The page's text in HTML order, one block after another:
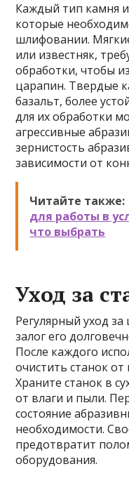
Каждый тип камня
которые
шлифовании.
или известняк,
обработки, чтобы
царапин. Твердые
базальт, более
для их обработки
агрессивные
зернистость
зависимости от
Читайте также:
для работы в
что выбрать
Уход за
Регулярный уход
залог его
После каждого
очистить станок
Храните станок в
от влаги и пыли.
состояние
необходимости.
предотвратит
оборудования.